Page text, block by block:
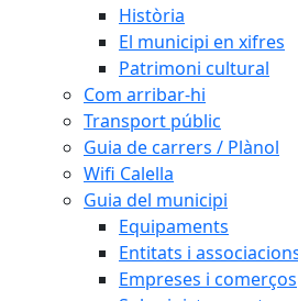
Història
El municipi en xifres
Patrimoni cultural
Com arribar-hi
Transport públic
Guia de carrers / Plànol
Wifi Calella
Guia del municipi
Equipaments
Entitats i
Empreses i comerços